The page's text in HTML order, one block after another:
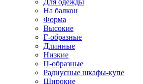
Для одежды
На балкон
Форма
Высокие
Г-образные
Длинные
Низкие
П-образные
Радиусные шкафы-купе
Широкие